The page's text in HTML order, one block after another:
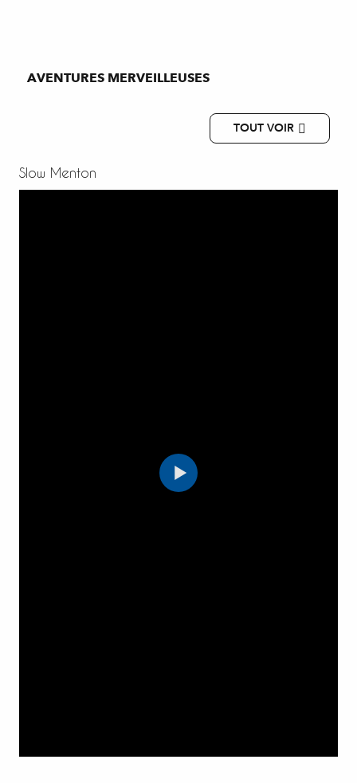
AVENTURES MERVEILLEUSES
TOUT VOIR
Slow Menton